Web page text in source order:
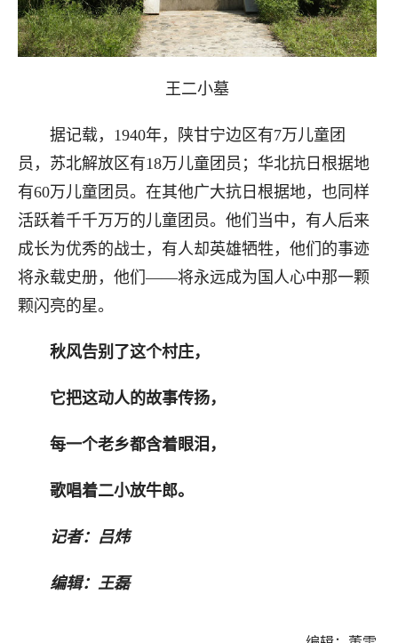
王二小墓
据记载，1940年，陕甘宁边区有7万儿童团
员，苏北解放区有18万儿童团员；华北抗日根据地
有60万儿童团员。在其他广大抗日根据地，也同样
活跃着千千万万的儿童团员。他们当中，有人后来
成长为优秀的战士，有人却英雄牺牲，他们的事迹
将永载史册，他们——将永远成为国人心中那一颗
颗闪亮的星。
秋风告别了这个村庄，
它把这动人的故事传扬，
每一个老乡都含着眼泪，
歌唱着二小放牛郎。
记者：吕炜
编辑：王磊